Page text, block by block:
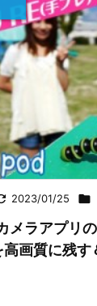
2023/01/25 
メラアプリ
画質に残す